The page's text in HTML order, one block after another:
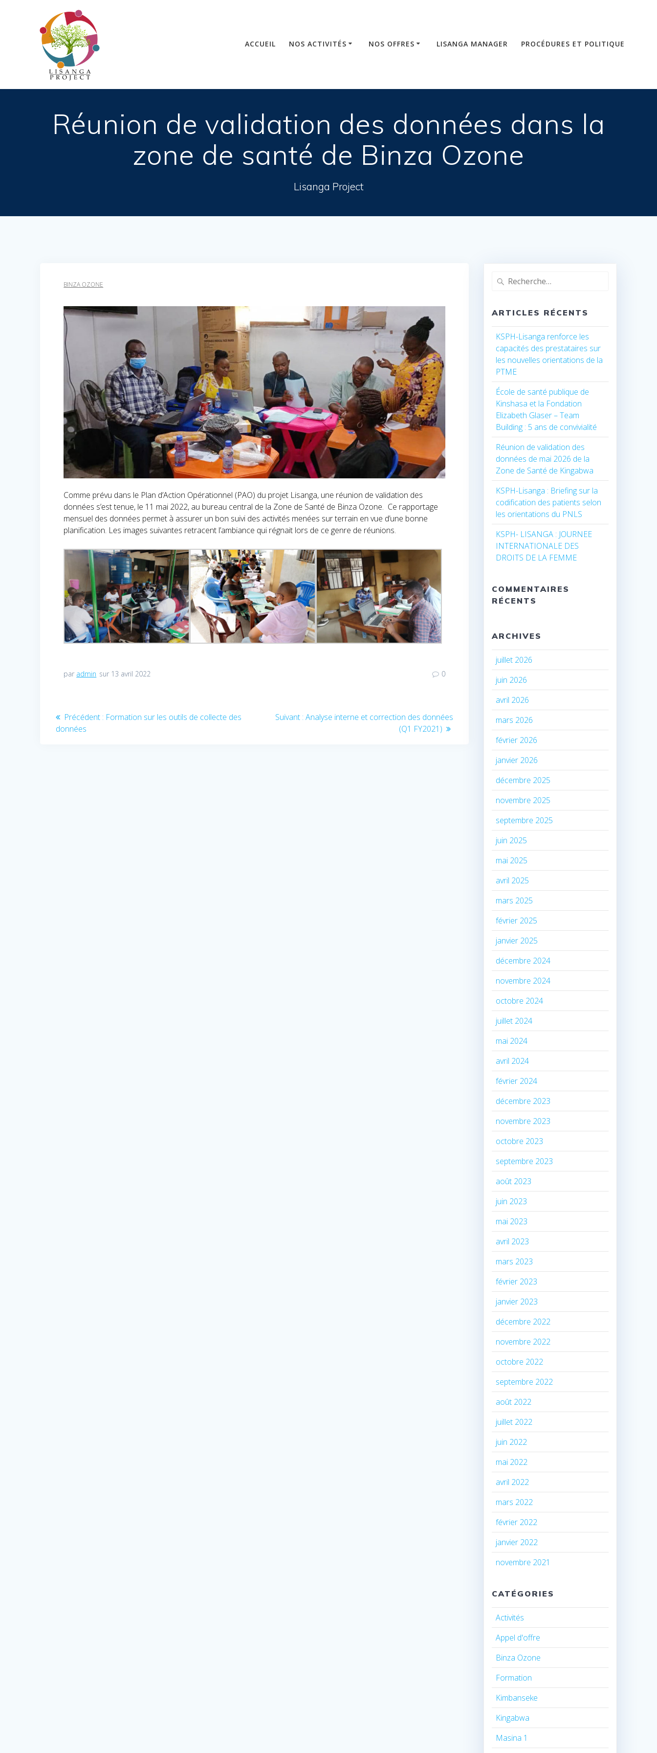
ACCUEIL NOS ACTIVITÉS NOS OFFRES LISANGA MANAGER PROCÉDURES ET POLITIQUE
Réunion de validation des données dans la
zone de santé de Binza Ozone
Lisanga Project
BINZA OZONE
Comme prévu dans le Plan d’Action Opérationnel (PAO) du projet Lisanga, une réunion de validation des
données s’est tenue, le 11 mai 2022, au bureau central de la Zone de Santé de Binza Ozone. Ce rapportage
mensuel des données permet à assurer un bon suivi des activités menées sur terrain en vue d’une bonne
planification. Les images suivantes retracent l’ambiance qui régnait lors de ce genre de réunions.
par admin sur 13 avril 2022 0
Navigation
de
Précédent : Article
Formation sur les outils de collecte des
données
Suivant : Article
Analyse interne et correction des données
(Q1 FY2021)
Recherche
ARTICLES RÉCENTS
KSPH-Lisanga renforce les
capacités des prestataires sur
les nouvelles orientations de la
PTME
École de santé publique de
Kinshasa et la Fondation
Elizabeth Glaser – Team
Building : 5 ans de convivialité
Réunion de validation des
données de mai 2026 de la
Zone de Santé de Kingabwa
KSPH-Lisanga : Briefing sur la
codification des patients selon
les orientations du PNLS
KSPH- LISANGA : JOURNEE
INTERNATIONALE DES
DROITS DE LA FEMME
COMMENTAIRES
RÉCENTS
ARCHIVES
juillet 2026
juin 2026
avril 2026
mars 2026
février 2026
janvier 2026
décembre 2025
novembre 2025
septembre 2025
juin 2025
mai 2025
avril 2025
mars 2025
février 2025
janvier 2025
décembre 2024
novembre 2024
octobre 2024
juillet 2024
mai 2024
avril 2024
février 2024
décembre 2023
novembre 2023
octobre 2023
septembre 2023
août 2023
juin 2023
mai 2023
avril 2023
mars 2023
février 2023
janvier 2023
décembre 2022
novembre 2022
octobre 2022
septembre 2022
août 2022
juillet 2022
juin 2022
mai 2022
avril 2022
mars 2022
février 2022
janvier 2022
novembre 2021
CATÉGORIES
Activités
Appel d'offre
Binza Ozone
Formation
Kimbanseke
Kingabwa
Masina 1